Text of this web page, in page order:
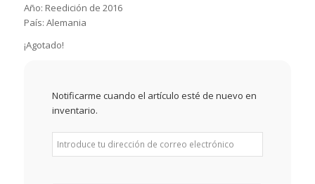
Año: Reedición de 2016
País: Alemania
¡Agotado!
Notificarme cuando el artículo esté de nuevo en
inventario.